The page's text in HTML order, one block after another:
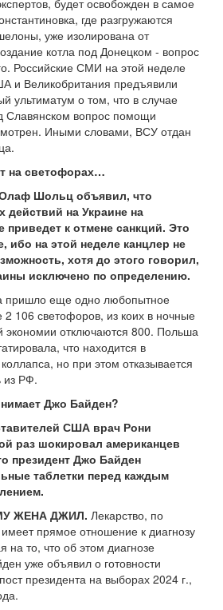
будет освобожден в самое
где разгружаются
уже изолирована от
котла под Донецком - вопрос
Российские СМИ на этой неделе
и Великобритания предъявили
ультиматум о том, что в случае
Славянском вопрос помощи
Иными словами, ВСУ отдан
на светофорах…
Шольц объявил, что
на Украине на
приведет к отмене санкций. Это
ибо на этой неделе канцлер не
хотя до этого говорил,
исключено по определению.
пришло еще одно любопытное
106 светофоров, из коих в ночные
экономии отключаются 800. Польша
что находится в
но при этом отказывается
из РФ.
Джо Байден?
США врач Рони
раз шокировал американцев
президент Джо Байден
таблетки перед каждым
ЖЕНА ДЖИЛ. Лекарство, по
прямое отношение к диагнозу
на то, что об этом диагнозе
уже объявил о готовности
президента на выборах 2024 г.,